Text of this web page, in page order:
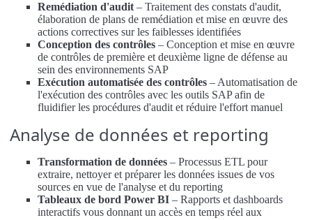
Remédiation d'audit– Traitement des constats d'audit,
élaboration de plans de remédiation et mise en œuvre des
actions correctives sur les faiblesses identifiées
Conception des contrôles– Conception et mise en œuvre
de contrôles de première et deuxième ligne de défense au
sein des environnements SAP
Exécution automatisée des contrôles– Automatisation de
l'exécution des contrôles avec les outils SAP afin de
fluidifier les procédures d'audit et réduire l'effort manuel
Analyse de données et reporting
Transformation de données– Processus ETL pour
extraire, nettoyer et préparer les données issues de vos
sources en vue de l'analyse et du reporting
Tableaux de bord Power BI– Rapports et dashboards
interactifs vous donnant un accès en temps réel aux